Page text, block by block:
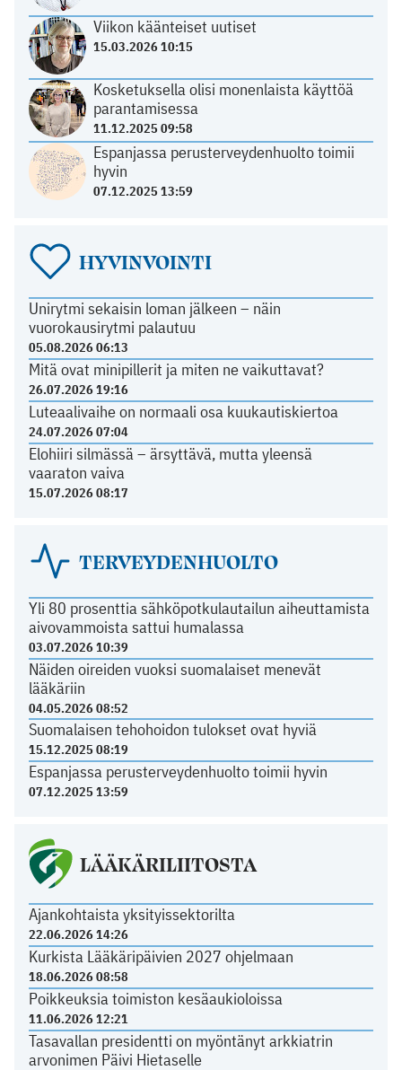
Viikon käänteiset uutiset
15.03.2026 10:15
Kosketuksella olisi monenlaista käyttöä
parantamisessa
11.12.2025 09:58
Espanjassa perusterveydenhuolto toimii
hyvin
07.12.2025 13:59
HYVINVOINTI
Unirytmi sekaisin loman jälkeen – näin
vuorokausirytmi palautuu
05.08.2026 06:13
Mitä ovat minipillerit ja miten ne vaikuttavat?
26.07.2026 19:16
Luteaalivaihe on normaali osa kuukautiskiertoa
24.07.2026 07:04
Elohiiri silmässä – ärsyttävä, mutta yleensä
vaaraton vaiva
15.07.2026 08:17
TERVEYDENHUOLTO
Yli 80 prosenttia sähköpotkulautailun aiheuttamista
aivovammoista sattui humalassa
03.07.2026 10:39
Näiden oireiden vuoksi suomalaiset menevät
lääkäriin
04.05.2026 08:52
Suomalaisen tehohoidon tulokset ovat hyviä
15.12.2025 08:19
Espanjassa perusterveydenhuolto toimii hyvin
07.12.2025 13:59
LÄÄKÄRILIITOSTA
Ajankohtaista yksityissektorilta
22.06.2026 14:26
Kurkista Lääkäripäivien 2027 ohjelmaan
18.06.2026 08:58
Poikkeuksia toimiston kesäaukioloissa
11.06.2026 12:21
Tasavallan presidentti on myöntänyt arkkiatrin
arvonimen Päivi Hietaselle